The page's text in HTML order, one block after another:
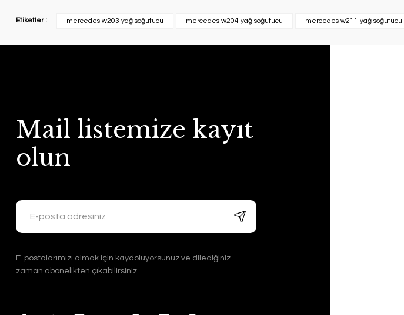
Etiketler : mercedes w203 yağ soğutucu mercedes w204 yağ soğutucu mercedes w211 yağ soğutucu
Mail listemize kayıt
olun
E-postalarımızı almak için kaydoluyorsunuz ve dilediğiniz
zaman abonelikten çıkabilirsiniz.